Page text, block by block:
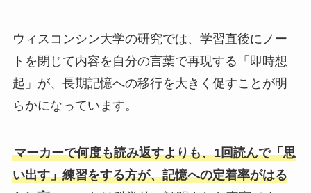
ウィスコンシン大学の研究では、学習直後にノー
トを閉じて内容を自分の言葉で再現する「即時想
起」が、長期記憶への移行を大きく促すことが明
らかになっています。
マーカーで何度も読み返すよりも、1回読んで「思
い出す」練習をする方が、記憶への定着率がはる